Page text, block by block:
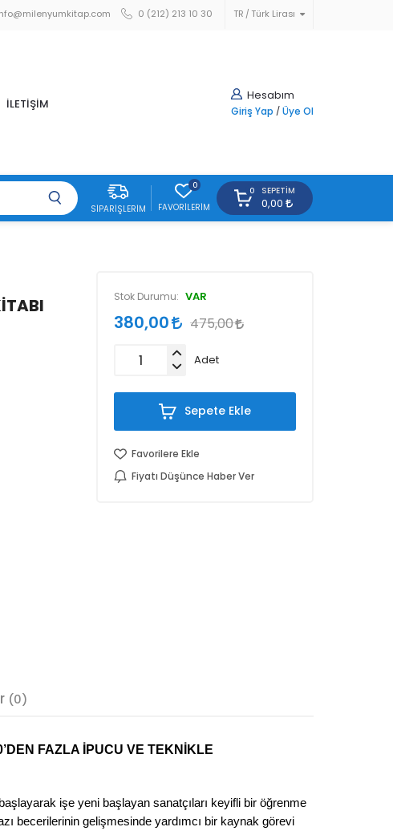
TR Türk Lirası
0 (212) 213 10 30
Hesabım
Giriş Yap / Üye Ol
İLETİŞİM
SIPARIŞLERIM
0
FAVORILERIM
0 SEPETIM
0,00
Stok Durumu: VAR
380,00 475,00
Adet
Sepete Ekle
Favorilere Ekle
Fiyatı Düşünce Haber Ver
(0)
FAZLA İPUCU VE TEKNİKLE
işe yeni başlayan sanatçıları keyifli bir öğrenme
becerilerinin gelişmesinde yardımcı bir kaynak görevi